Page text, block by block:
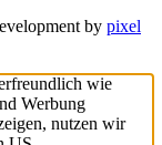
by pixel
wie
Werbung
nutzen wir